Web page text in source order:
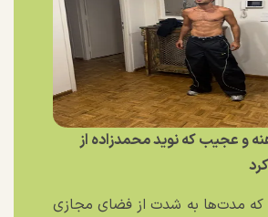
و عجیب که نوید محمدزاده از
که مدت‌ها به شدت از فضای مجازی